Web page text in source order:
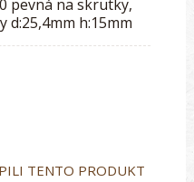
pevná na skrutky,
h:15mm
TENTO PRODUKT